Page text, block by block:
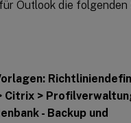
Outlook die
Citrix >
- Backup und